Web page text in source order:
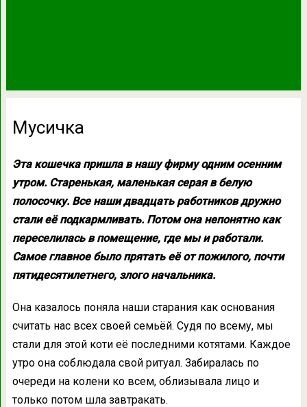
Мусичка
Эта кошечка пришла в нашу фирму одним осенним
утром. Старенькая, маленькая серая в белую
полосочку. Все наши двадцать работников дружно
стали её подкармливать. Потом она непонятно как
переселилась в помещение, где мы и работали.
Самое главное было прятать её от пожилого, почти
пятидесятилетнего, злого начальника.
Она казалось поняла наши старания как основания
считать нас всех своей семьёй. Судя по всему, мы
стали для этой коти её последними котятами. Каждое
утро она соблюдала свой ритуал. Забиралась по
очереди на колени ко всем, облизывала лицо и
только потом шла завтракать.